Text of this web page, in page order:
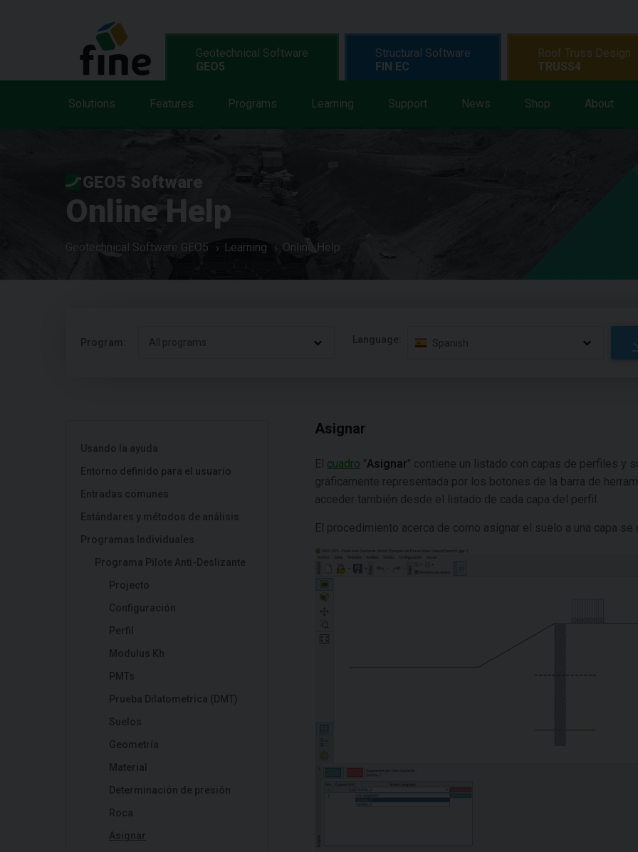
Geotechnical Software
GEO5
Solutions Features Programs Learning Support News Shop About
Structural Software
FIN EC
Roof Truss Design
TRUSS4
GEO5 Software
Online Help
Geotechnical Software GEO5 Learning Online Help
Program: All programs Language: Spanish
Usando la ayuda
Entorno definido para el usuario
Entradas comunes
Estándares y métodos de análisis
Programas Individuales
Programa Pilote Anti-Deslizante
Projecto
Configuración
Perfil
Modulus Kh
PMTs
Prueba Dilatometrica (DMT)
Suelos
Geometría
Material
Determinación de presión
Roca
Asignar
Asignar
El cuadro "Asignar" contiene un listado con capas de perfiles y
gráficamente representada por los botones de la barra de
acceder también desde el listado de cada capa del perfil.
El procedimiento acerca de como asignar el suelo a una capa